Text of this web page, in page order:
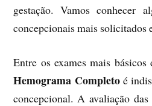
gestação. Vamos conhecer
concepcionais mais solicitados
Entre os exames mais
Hemograma Completo é
concepcional. A avaliação